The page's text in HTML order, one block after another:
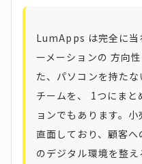
LumApps は完全に当
ーメーションの 方向
た、パソコンを持た
チームを、 1つにま
ョンでもあります。
直面しており、顧客
のデジタル環境を整